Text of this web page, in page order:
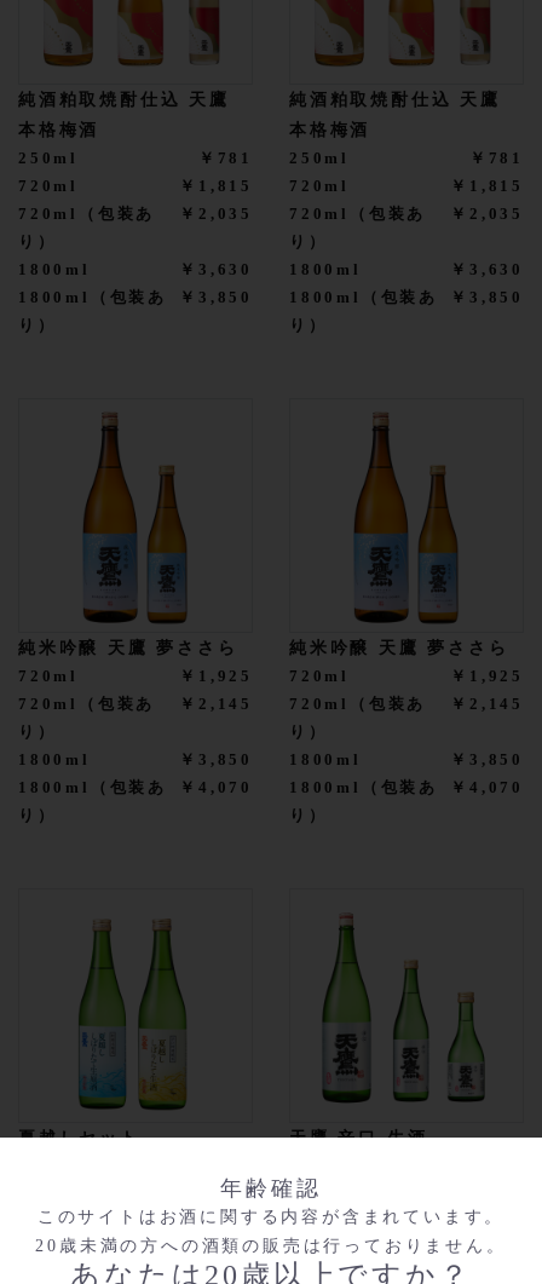
年齢確認
このサイトはお酒に関する内容が含まれています。
20歳未満の方への酒類の販売は行っておりません。
あなたは20歳以上ですか？
純酒粕取焼酎仕込 天鷹
本格梅酒
250ml
￥781
720ml
￥1,815
720ml（包装あ
り）
￥2,035
1800ml
￥3,630
1800ml（包装あ
り）
￥3,850
純酒粕取焼酎仕込 天鷹
本格梅酒
250ml
￥781
720ml
￥1,815
720ml（包装あ
り）
￥2,035
1800ml
￥3,630
1800ml（包装あ
り）
￥3,850
純米吟醸 天鷹 夢ささら
720ml
￥1,925
720ml（包装あ
り）
￥2,145
1800ml
￥3,850
1800ml（包装あ
り）
￥4,070
純米吟醸 天鷹 夢ささら
720ml
￥1,925
720ml（包装あ
り）
￥2,145
1800ml
￥3,850
1800ml（包装あ
り）
￥4,070
夏越しセット 天鷹 辛口 生酒
720ml
300ml
￥594
◇6月19日発売◇